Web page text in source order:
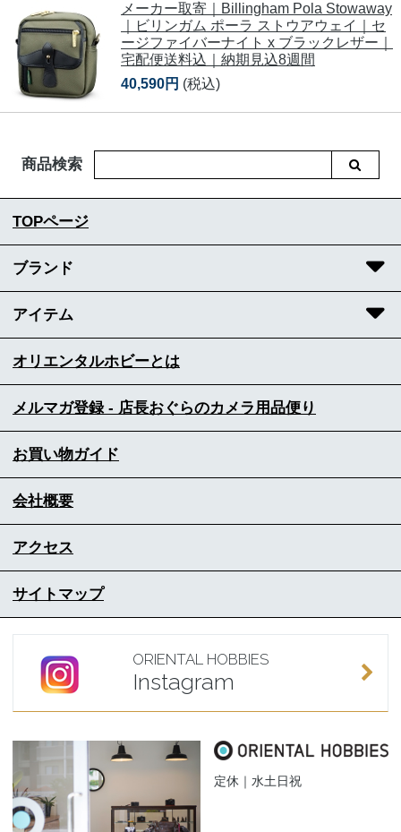
メーカー取寄｜Billingham Pola Stowaway
｜ビリンガム ポーラ ストウアウェイ｜セ
ージファイバーナイト x ブラックレザー｜
宅配便送料込｜納期見込8週間
40,590円 (税込)
商品検索
TOPページ
ブランド
アイテム
オリエンタルホビーとは
メルマガ登録 - 店長おぐらのカメラ用品便り
お買い物ガイド
会社概要
アクセス
サイトマップ
ORIENTAL HOBBIES
Instagram
定休｜水土日祝